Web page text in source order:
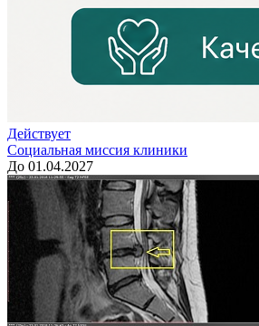
Действует
Социальная миссия клиники
До 01.04.2027